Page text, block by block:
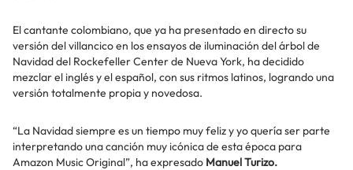
El cantante colombiano, que ya ha presentado en directo su
versión del villancico en los ensayos de iluminación del árbol de
Navidad del Rockefeller Center de Nueva York, ha decidido
mezclar el inglés y el español, con sus ritmos latinos, logrando una
versión totalmente propia y novedosa.
“La Navidad siempre es un tiempo muy feliz y yo quería ser parte
interpretando una canción muy icónica de esta época para
Amazon Music Original”, ha expresado Manuel Turizo.